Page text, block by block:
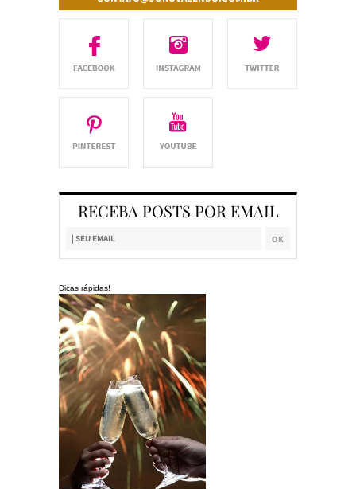
RECEBA POSTS POR EMAIL
Dicas rápidas!